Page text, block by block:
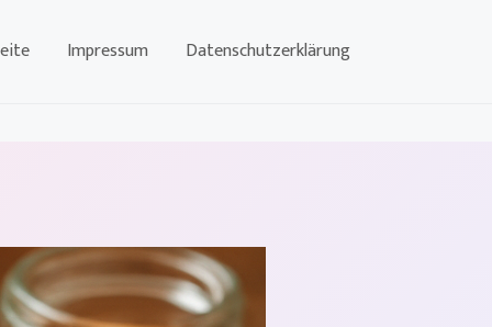
Impressum Datenschutzerklärung